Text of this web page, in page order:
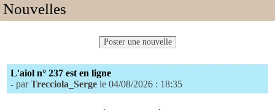
Nouvelles
Poster une nouvelle
L'aiol n° 237 est en ligne
- parTrecciola_Serge le 04/08/2026 : 18:35